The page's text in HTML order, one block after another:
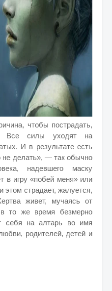
чтобы пострадать,
Все силы уходят на
И в результате есть
не делать», — так обычно
надевшего маску
в игру «побей меня» или
страдает, жалуется,
живет, мучаясь от
то же время безмерно
себя на алтарь во имя
родителей, детей и